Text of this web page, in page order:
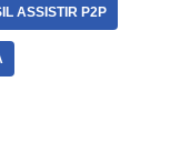
ASSISTIR P2P